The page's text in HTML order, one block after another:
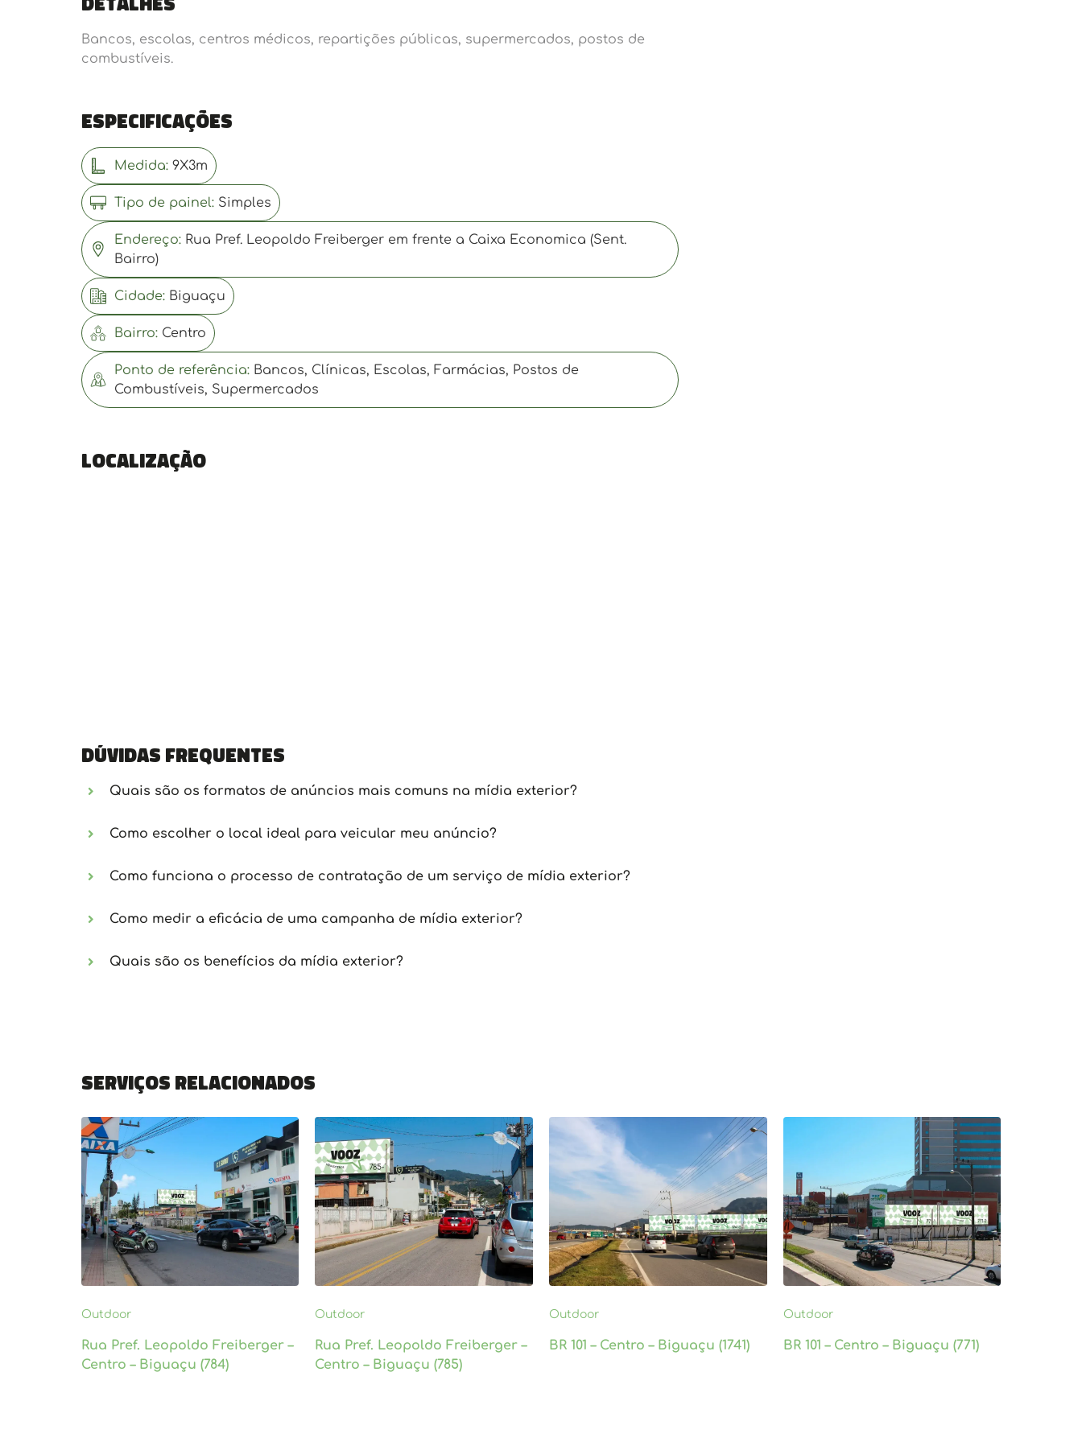
Bancos, escolas, centros médicos, repartições públicas, supermercados, postos de
combustíveis.
Especificações
Medida:9X3m
Tipo de painel:Simples
Endereço:Rua Pref. Leopoldo Freiberger em frente a Caixa Economica (Sent.
Bairro)
Cidade:Biguaçu
Bairro:Centro
Ponto de referência:Bancos, Clínicas, Escolas, Farmácias, Postos de
Combustíveis, Supermercados
Localização
Dúvidas frequentes
Quais são os formatos de anúncios mais comuns na mídia exterior?
Como escolher o local ideal para veicular meu anúncio?
Como funciona o processo de contratação de um serviço de mídia exterior?
Como medir a eficácia de uma campanha de mídia exterior?
Quais são os benefícios da mídia exterior?
Serviços relacionados
Outdoor
Rua Pref. Leopoldo Freiberger –
Centro – Biguaçu (784)
Outdoor
Rua Pref. Leopoldo Freiberger –
Centro – Biguaçu (785)
Outdoor
BR 101 – Centro – Biguaçu (1741)
Outdoor
BR 101 – Centro – Biguaçu (771)